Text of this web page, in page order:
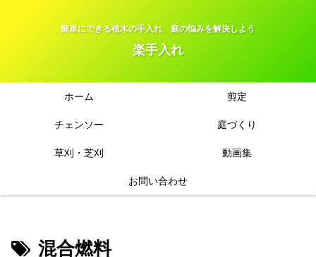
簡単にできる植木の手入れ 庭の悩みを解決しよう
楽手入れ
ホーム 剪定
チェンソー 庭づくり
草刈・芝刈 動画集
お問い合わせ
混合燃料